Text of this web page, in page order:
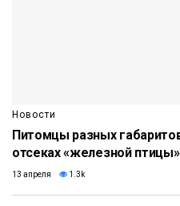
Новости
Питомцы разных
отсеках «железной птицы»
13 апреля 1.3k